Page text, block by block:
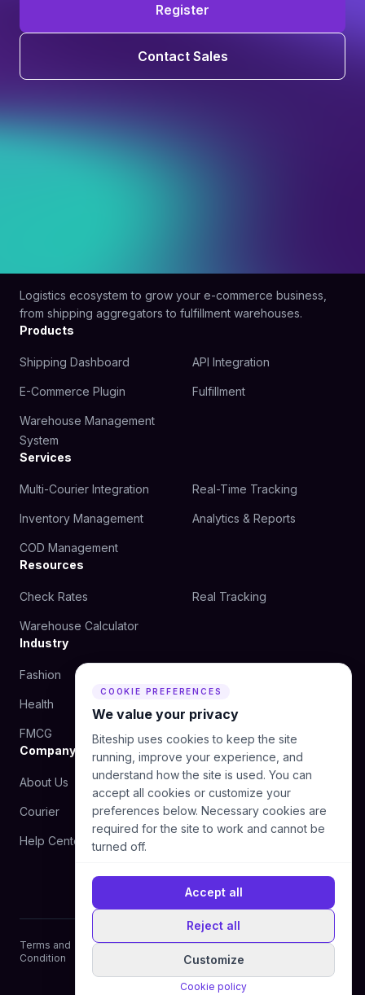
Register
Contact Sales
Logistics ecosystem to grow your e-commerce business,
from shipping aggregators to fulfillment warehouses.
Products
Shipping Dashboard API Integration
E-Commerce Plugin Fulfillment
Warehouse Management
System
Services
Multi-Courier Integration Real-Time Tracking
Inventory Management Analytics & Reports
COD Management
Resources
Check Rates Real Tracking
Warehouse Calculator
Industry
Fashion
Health
FMCG
Company
About Us Blog
Courier Contact Us
Help Center
Terms and
Condition
Privacy
Cookie
Policy
Manage cookie
preferences
COOKIE PREFERENCES
We value your privacy
Biteship uses cookies to keep the site
running, improve your experience, and
understand how the site is used. You can
accept all cookies or customize your
preferences below. Necessary cookies are
required for the site to work and cannot be
turned off.
Accept all
Reject all
Customize
Cookie policy